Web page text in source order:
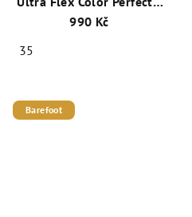
Koral multi trim
990 Kč
35
Barefoot